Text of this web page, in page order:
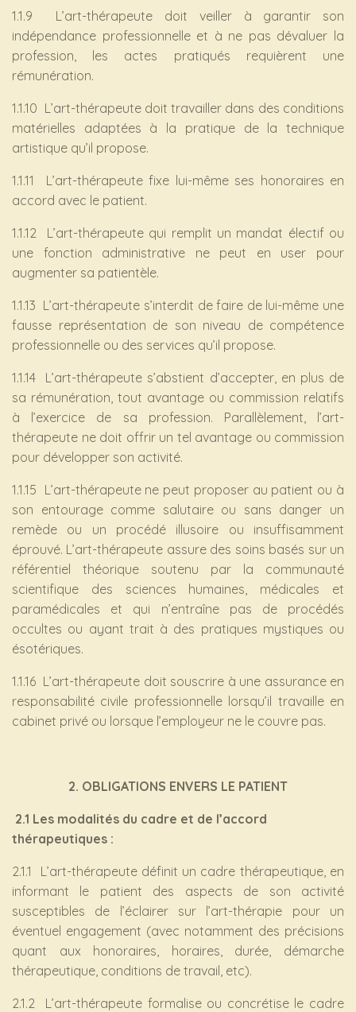
1.1.9 L’art-thérapeute doit veiller à garantir son
indépendance professionnelle et à ne pas dévaluer la
profession, les actes pratiqués requièrent une
rémunération.
1.1.10 L’art-thérapeute doit travailler dans des conditions
matérielles adaptées à la pratique de la technique
artistique qu’il propose.
1.1.11 L’art-thérapeute fixe lui-même ses honoraires en
accord avec le patient.
1.1.12 L’art-thérapeute qui remplit un mandat électif ou
une fonction administrative ne peut en user pour
augmenter sa patientèle.
1.1.13 L’art-thérapeute s’interdit de faire de lui-même une
fausse représentation de son niveau de compétence
professionnelle ou des services qu’il propose.
1.1.14 L’art-thérapeute s’abstient d’accepter, en plus de
sa rémunération, tout avantage ou commission relatifs
à l’exercice de sa profession. Parallèlement, l’art-
thérapeute ne doit offrir un tel avantage ou commission
pour développer son activité.
1.1.15 L’art-thérapeute ne peut proposer au patient ou à
son entourage comme salutaire ou sans danger un
remède ou un procédé illusoire ou insuffisamment
éprouvé. L’art-thérapeute assure des soins basés sur un
référentiel théorique soutenu par la communauté
scientifique des sciences humaines, médicales et
paramédicales et qui n’entraîne pas de procédés
occultes ou ayant trait à des pratiques mystiques ou
ésotériques.
1.1.16 L’art-thérapeute doit souscrire à une assurance en
responsabilité civile professionnelle lorsqu’il travaille en
cabinet privé ou lorsque l’employeur ne le couvre pas.
2. OBLIGATIONS ENVERS LE PATIENT
2.1 Les modalités du cadre et de l’accord
thérapeutiques :
2.1.1 L’art-thérapeute définit un cadre thérapeutique, en
informant le patient des aspects de son activité
susceptibles de l’éclairer sur l’art-thérapie pour un
éventuel engagement (avec notamment des précisions
quant aux honoraires, horaires, durée, démarche
thérapeutique, conditions de travail, etc).
2.1.2 L’art-thérapeute formalise ou concrétise le cadre